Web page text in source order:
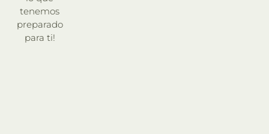
tenemos
preparado
para ti!